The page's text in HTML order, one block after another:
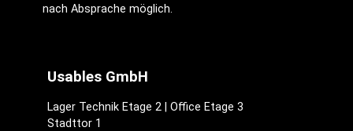
nach Absprache möglich.
Usables GmbH
Lager Technik Etage 2 | Office Etage 3
Stadttor 1